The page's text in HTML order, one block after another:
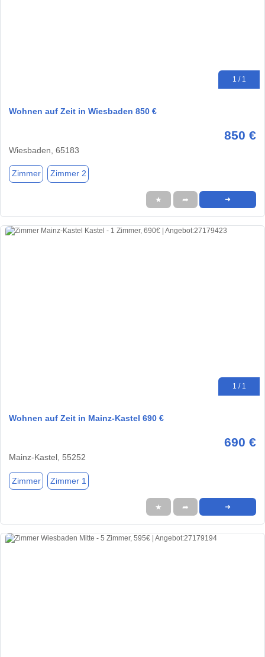
1 / 1
Wohnen auf Zeit in Wiesbaden 850 €
850 €
Wiesbaden, 65183
Zimmer Zimmer 2
★ ➦ ➜
1 / 1
Wohnen auf Zeit in Mainz-Kastel 690 €
690 €
Mainz-Kastel, 55252
Zimmer Zimmer 1
★ ➦ ➜